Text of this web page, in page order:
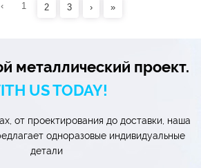
‹ 1 2 3 › »
металлический проект.
US TODAY!
от проектирования до доставки, наша
одноразовые индивидуальные
детали